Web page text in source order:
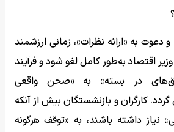
به «ارائه نظرات»، زمانی ارزشمند
اقتصاد به‌طور کامل لغو شود و فرآیند
در بسته» به «صحن واقعی
کارگران و بازنشستگان بیش از آنکه
نیاز داشته باشند، به «توقف هرگونه